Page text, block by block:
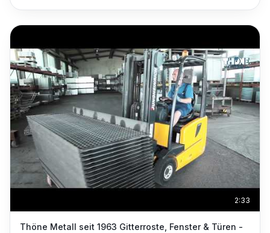
2:33
Thöne Metall seit 1963 Gitterroste, Fenster & Türen -